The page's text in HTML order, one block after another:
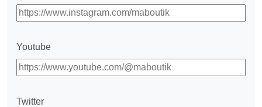
Youtube
Twitter